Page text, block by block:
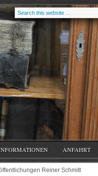
ANFAHRT
Reiner Schmitt